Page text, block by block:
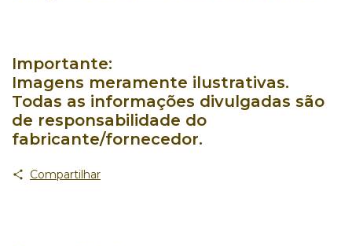
Importante:
Imagens meramente ilustrativas.
Todas as informações divulgadas são
de responsabilidade do
fabricante/fornecedor.
Compartilhar